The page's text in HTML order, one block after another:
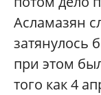
Асламазян
затянулось
при этом
того как 4